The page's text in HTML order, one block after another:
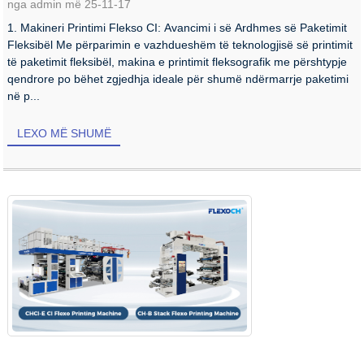
nga admin më 25-11-17
1. Makineri Printimi Flekso CI: Avancimi i së Ardhmes së Paketimit
Fleksibël Me përparimin e vazhdueshëm të teknologjisë së printimit
të paketimit fleksibël, makina e printimit fleksografik me përshtypje
qendrore po bëhet zgjedhja ideale për shumë ndërmarrje paketimi
në p...
LEXO MË SHUMË